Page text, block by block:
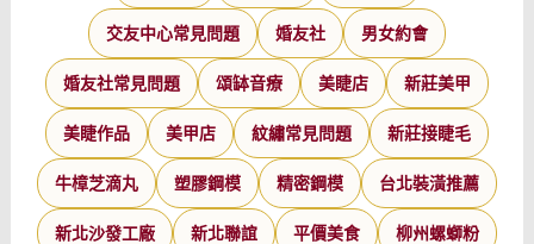
交友中心常見問題 婚友社 男女約會
婚友社常見問題 頌缽音療 美睫店 新莊美甲
美睫作品 美甲店 紋繡常見問題 新莊接睫毛
牛樟芝滴丸 塑膠鋼模 精密鋼模 台北裝潢推薦
新北沙發工廠 新北聯誼 平價美食 柳州螺螄粉